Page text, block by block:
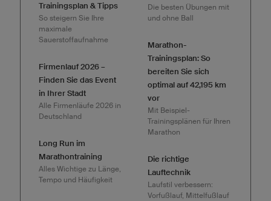
Trainingsplan & Tipps
So steigern Sie Ihre
maximale
Sauerstoffaufnahme
Firmenlauf 2026 –
Finden Sie das Event
in Ihrer Stadt
Alle Firmenläufe 2026 in
Deutschland
Long Run im
Marathontraining
Alles Wichtige zu Länge,
Tempo und Häufigkeit
Die besten Übungen mit
und ohne Ball
Marathon-
Trainingsplan: So
bereiten Sie sich
optimal auf 42,195 km
vor
Mit Beispiel-
Trainingsplänen für Ihren
Marathon
Die richtige
Lauftechnik
Laufstil verbessern:
Vorfußlauf, Mittelfußlauf